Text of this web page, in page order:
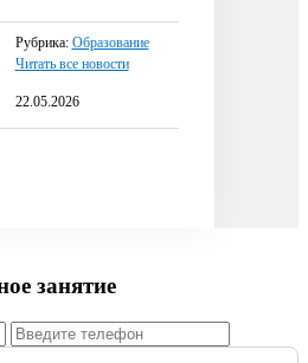
Рубрика: Образование
Читать все новости
22.05.2026
занятие